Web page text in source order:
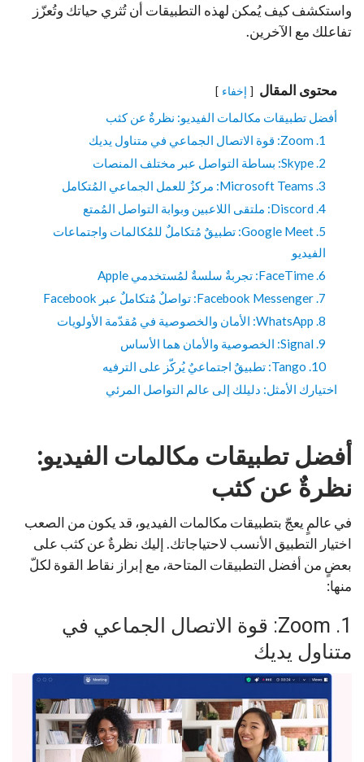
واستكشف كيف يُمكن لهذه التطبيقات أن تُثري حياتك وتُعزّز
تفاعلك مع الآخرين.
محتوى المقال إخفاء
أفضل تطبيقات مكالمات الفيديو: نظرةٌ عن كثب
1. Zoom: قوة الاتصال الجماعي في متناول يديك
2. Skype: بساطة التواصل عبر مختلف المنصات
3. Microsoft Teams: مركزٌ للعمل الجماعي المُتكامل
4. Discord: ملتقى اللاعبين وبوابة التواصل المُمتع
5. Google Meet: تطبيقٌ مُتكاملٌ للمُكالمات واجتماعات
الفيديو
6. FaceTime: تجربةٌ سلسةٌ لمُستخدمي Apple
7. Facebook Messenger: تواصلٌ مُتكاملٌ عبر Facebook
8. WhatsApp: الأمان والخصوصية في مُقدّمة الأولويات
9. Signal: الخصوصية والأمان هما الأساس
10. Tango: تطبيقٌ اجتماعيٌ يُركّز على الترفيه
اختيارك الأمثل: دليلك إلى عالم التواصل المرئي
أفضل تطبيقات مكالمات الفيديو:
نظرةٌ عن كثب
في عالمٍ يعجّ بتطبيقات مكالمات الفيديو، قد يكون من الصعب
اختيار التطبيق الأنسب لاحتياجاتك. إليك نظرةٌ عن كثب على
بعضٍ من أفضل التطبيقات المتاحة، مع إبراز نقاط القوة لكلّ
منها:
1. Zoom: قوة الاتصال الجماعي في
متناول يديك